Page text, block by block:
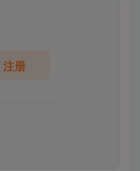
注册